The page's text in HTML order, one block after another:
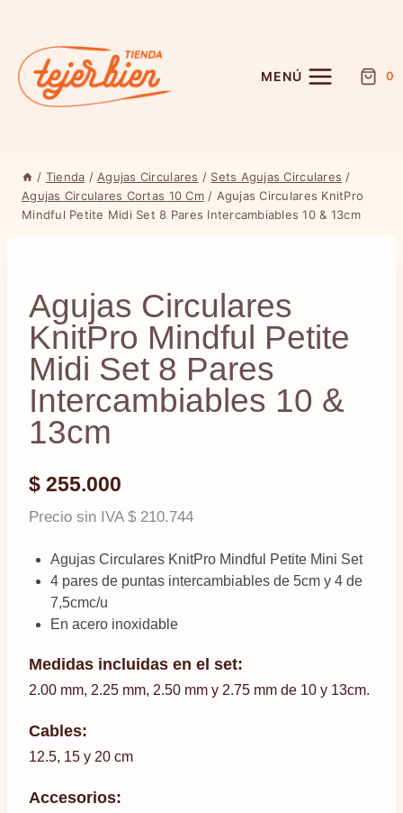
contenido
MENÚ 0
/ Tienda / Agujas Circulares / Sets Agujas Circulares /
Agujas Circulares Cortas 10 Cm / Agujas Circulares KnitPro
Mindful Petite Midi Set 8 Pares Intercambiables 10 & 13cm
Agujas Circulares
KnitPro Mindful Petite
Midi Set 8 Pares
Intercambiables 10 &
13cm
$ 255.000
Precio sin IVA $ 210.744
Agujas Circulares KnitPro Mindful Petite Mini Set
4 pares de puntas intercambiables de 5cm y 4 de
7,5cmc/u
En acero inoxidable
Medidas incluidas en el set:
2.00 mm, 2.25 mm, 2.50 mm y 2.75 mm de 10 y 13cm.
Cables:
12.5, 15 y 20 cm
Accesorios: